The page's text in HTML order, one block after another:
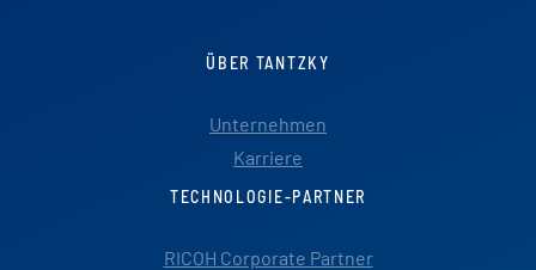
ÜBER TANTZKY
Unternehmen
Karriere
TECHNOLOGIE-PARTNER
RICOH Corporate Partner